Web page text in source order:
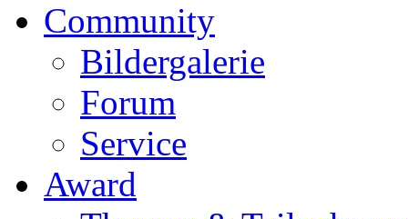
Community
Bildergalerie
Forum
Service
Award